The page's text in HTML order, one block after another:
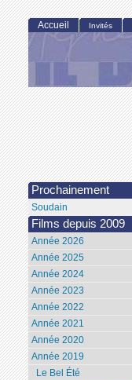
Accueil Invités
Prochainement
Soudain
Films depuis 2009
Année 2026
Année 2025
Année 2024
Année 2023
Année 2022
Année 2021
Année 2020
Année 2019
Le Bel Été